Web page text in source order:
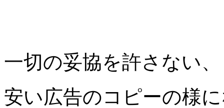
一切の妥協を許さない
安い広告のコピーの様